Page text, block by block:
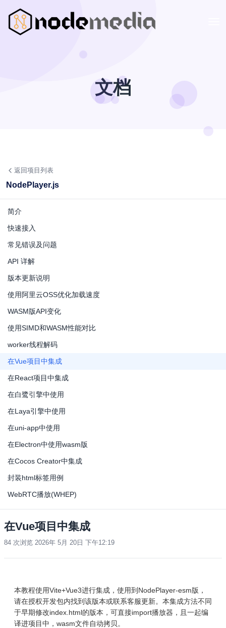
文档
返回项目列表
NodePlayer.js
简介
快速接入
常见错误及问题
API 详解
版本更新说明
使用阿里云OSS优化加载速度
WASM版API变化
使用SIMD和WASM性能对比
worker线程解码
在Vue项目中集成
在React项目中集成
在白鹭引擎中使用
在Laya引擎中使用
在uni-app中使用
在Electron中使用wasm版
在Cocos Creator中集成
封装html标签用例
WebRTC播放(WHEP)
在Vue项目中集成
84 次浏览 2026年 5月 20日 下午12:19
本教程使用Vite+Vue3进行集成，使用到NodePlayer-esm版，
请在授权开发包内找到该版本或联系客服更新。本集成方法不同
于早期修改index.html的版本，可直接import播放器，且一起编
译进项目中，wasm文件自动拷贝。